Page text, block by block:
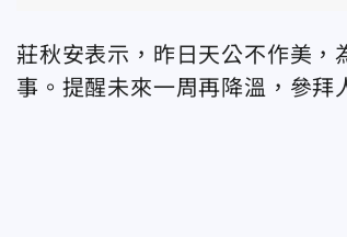
莊秋安表示，昨日天公不作美
事。提醒未來一周再降溫，參拜